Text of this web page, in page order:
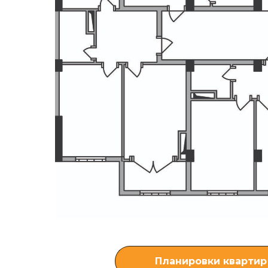
Планировки квартир